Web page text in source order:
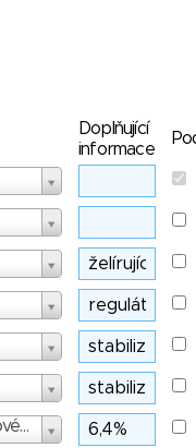
Doplňující
informace
malinová šťáva z koncentrátu malinové šťávy